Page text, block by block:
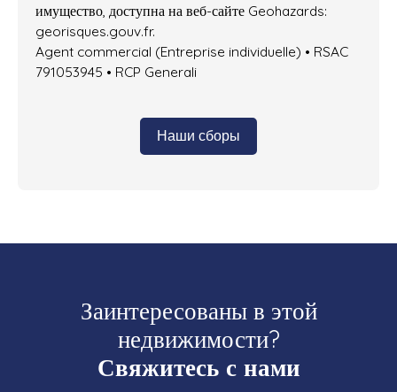
имущество, доступна на веб-сайте Geohazards:
georisques.gouv.fr.
Agent commercial (Entreprise individuelle) • RSAC
791053945 • RCP Generali
Наши сборы
Заинтересованы в этой
недвижимости?
Свяжитесь с нами